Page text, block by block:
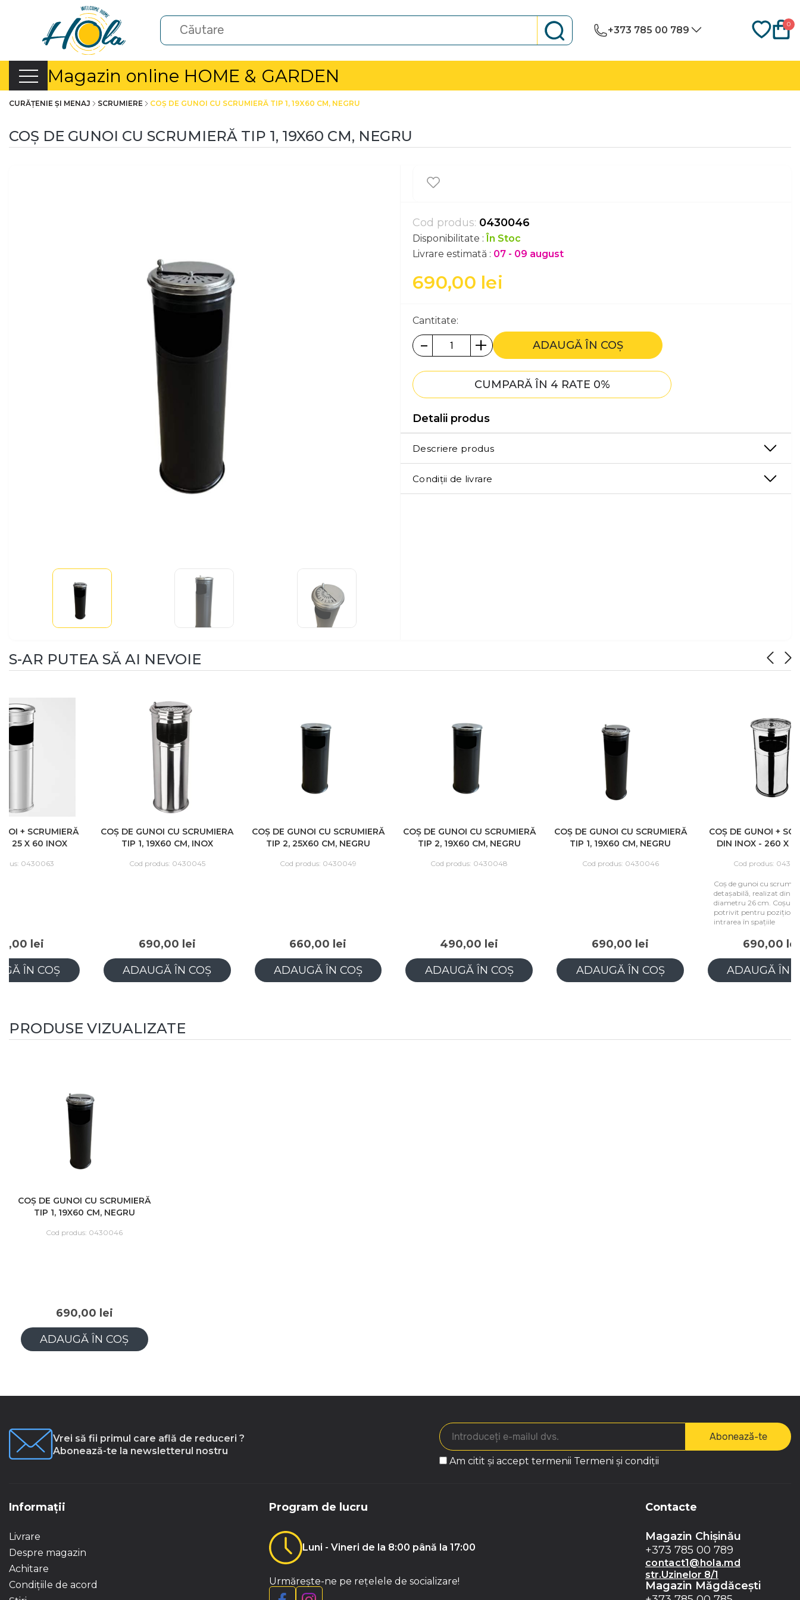
+373 785 00 789
0
Magazin online HOME & GARDEN
CURĂȚENIE ȘI MENAJ SCRUMIERE COȘ DE GUNOI CU SCRUMIERĂ TIP 1, 19X60 CM, NEGRU
COȘ DE GUNOI CU SCRUMIERĂ TIP 1, 19X60 CM, NEGRU
Cod produs: 0430046
Disponibilitate :În Stoc
Livrare estimată : 07 - 09 august
690,00 lei
Cantitate:
- + ADAUGĂ ÎN COȘ
CUMPARĂ ÎN 4 RATE 0%
Detalii produs
Descriere produs
Condiții de livrare
S-AR PUTEA SĂ AI NEVOIE
COȘ DE GUNOI CU SCRUMIERA
TIP 1, 19X60 CM, INOX
Cod produs: 0430045
ADAUGĂ ÎN COȘ
COȘ DE GUNOI CU SCRUMIERĂ
TIP 2, 25X60 CM, NEGRU
Cod produs: 0430049
ADAUGĂ ÎN COȘ
COȘ DE GUNOI CU SCRUMIERĂ
TIP 2, 19X60 CM, NEGRU
Cod produs: 0430048
ADAUGĂ ÎN COȘ
COȘ DE GUNOI CU SCRUMIERĂ
TIP 1, 19X60 CM, NEGRU
Cod produs: 0430046
ADAUGĂ ÎN COȘ
COȘ DE GUNOI + SCRUMIERĂ
DIN INOX - 260 X 600 MM
Cod produs: 0430026
Coș de gunoi cu scrumieră
detașabilă, realizat din inox,
potrivit pentru poziționarea la
ADAUGĂ ÎN COȘ
COȘ
Coș
PRODUSE VIZUALIZATE
COȘ DE GUNOI CU SCRUMIERĂ
TIP 1, 19X60 CM, NEGRU
Cod produs: 0430046
690,00 lei
ADAUGĂ ÎN COȘ
Vrei să fii primul care află de reduceri ?
Abonează-te la newsletterul nostru
Abonează-te
Am citit și accept termenii Termeni și condiții
Informații
Livrare
Despre magazin
Achitare
Condițiile de acord
Program de lucru
Luni - Vineri de la 8:00 până la 17:00
Urmărește-ne pe rețelele de socializare!
Contacte
Magazin Chișinău
+373 785 00 789
contact1@hola.md
str.Uzinelor 8/1
Magazin Măgdăceşti